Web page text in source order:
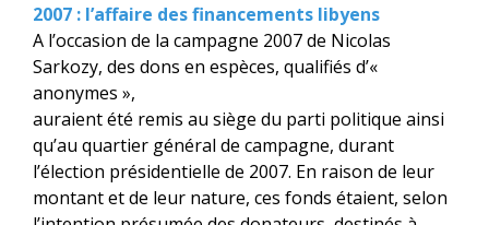
2007 : l’affaire des financements libyens
A l’occasion de la campagne 2007 de Nicolas
Sarkozy, des dons en espèces, qualifiés d’«
anonymes »,
auraient été remis au siège du parti politique ainsi
qu’au quartier général de campagne, durant
l’élection présidentielle de 2007. En raison de leur
montant et de leur nature, ces fonds étaient, selon